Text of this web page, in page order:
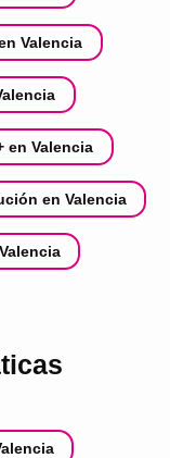
Valencia
en Valencia
en Valencia